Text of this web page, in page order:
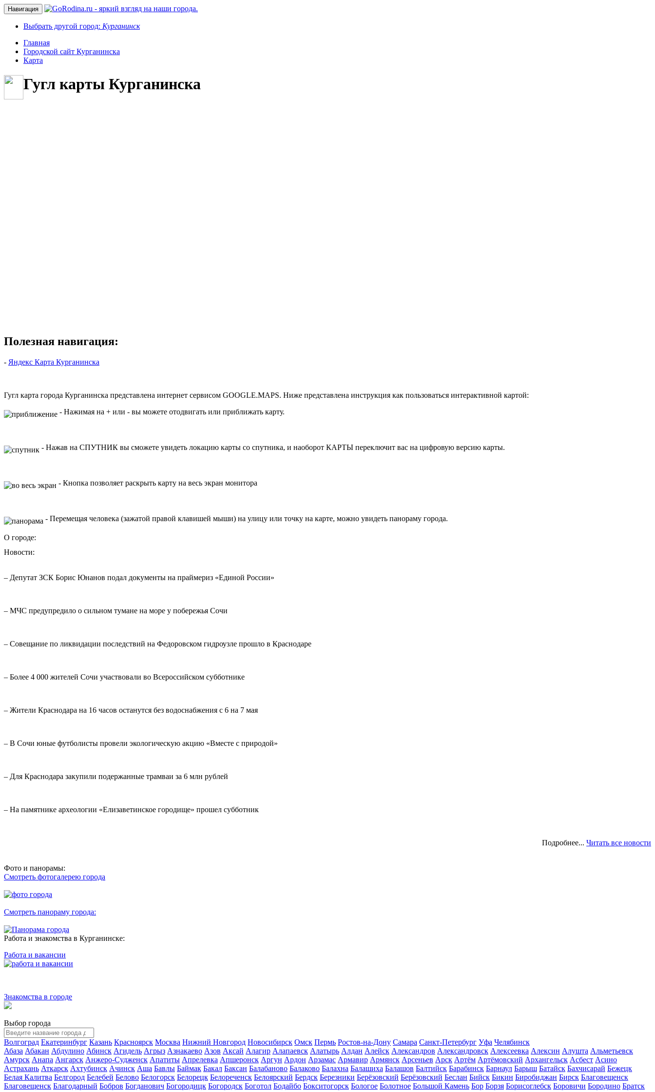
Навигация
Выбрать другой город: Курганинск
Главная
Городской сайт Курганинска
Карта
Гугл карты Курганинска
Полезная навигация:
- Яндекс Карта Курганинска
Гугл карта города Курганинска представлена интернет сервисом GOOGLE.MAPS. Ниже представлена инструкция как пользоваться интерактивной картой:
- Нажимая на + или - вы можете отодвигать или приближать карту.
- Нажав на СПУТНИК вы сможете увидеть локацию карты со спутника, и наоборот КАРТЫ переключит вас на цифровую версию карты.
- Кнопка позволяет раскрыть карту на весь экран монитора
- Перемещая человека (зажатой правой клавишей мыши) на улицу или точку на карте, можно увидеть панораму города.
О городе:
Новости:
– Депутат ЗСК Борис Юнанов подал документы на праймериз «Единой России»
– МЧС предупредило о сильном тумане на море у побережья Сочи
– Совещание по ликвидации последствий на Федоровском гидроузле прошло в Краснодаре
– Более 4 000 жителей Сочи участвовали во Всероссийском субботнике
– Жители Краснодара на 16 часов останутся без водоснабжения с 6 на 7 мая
– В Сочи юные футболисты провели экологическую акцию «Вместе с природой»
– Для Краснодара закупили подержанные трамваи за 6 млн рублей
– На памятнике археологии «Елизаветинское городище» прошел субботник
Подробнее... Читать все новости
Фото и панорамы:
Смотреть фотогалерею города
Смотреть панораму города:
Работа и знакомства в Курганинске:
Работа и вакансии
Знакомства в городе
Выбор города
Волгоград Екатеринбург Казань Красноярск Москва Нижний Новгород Новосибирск Омск Пермь Ростов-на-Дону Самара Санкт-Петербург Уфа Челябинск
Абаза Абакан Абдулино Абинск Агидель Агрыз Азнакаево Азов Аксай Алагир Алапаевск Алатырь Алдан Алейск Александров Александровск Алексеевка Алексин Алушта Альметьевск
Амурск Анапа Ангарск Анжеро-Судженск Апатиты Апрелевка Апшеронск Аргун Ардон Арзамас Армавир Армянск Арсеньев Арск Артём Артёмовский Архангельск Асбест Асино
Астрахань Аткарск Ахтубинск Ачинск Аша Бавлы Баймак Бакал Баксан Балабаново Балаково Балахна Балашиха Балашов Балтийск Барабинск Барнаул Барыш Батайск Бахчисарай Бежецк
Белая Калитва Белгород Белебей Белово Белогорск Белорецк Белореченск Белоярский Бердск Березники Берёзовский Берёзовский Беслан Бийск Бикин Биробиджан Бирск Благовещенск
Благовещенск Благодарный Бобров Богданович Богородицк Богородск Боготол Бодайбо Бокситогорск Бологое Болотное Большой Камень Бор Борзя Борисоглебск Боровичи Бородино Братск